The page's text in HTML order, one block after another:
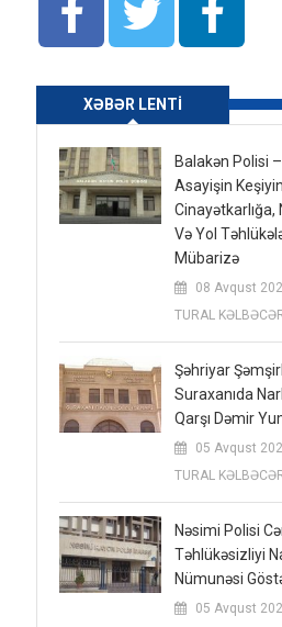
XƏBƏR LENTI
Balakən Polisi
Asayişin
Və Yol
Mübarizə
08 Avqust
TURAL
Şəhriyar
Suraxanıda
Qarşı Dəmir
05 Avqust
TURAL
Nəsimi Polisi
Təhlükəsizliyi
Nümunəsi
05 Avqust